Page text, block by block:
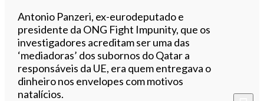
Antonio Panzeri, ex-eurodeputado e
presidente da ONG Fight Impunity, que os
investigadores acreditam ser uma das
‘mediadoras’ dos subornos do Qatar a
responsáveis da UE, era quem entregava o
dinheiro nos envelopes com motivos
natalícios.